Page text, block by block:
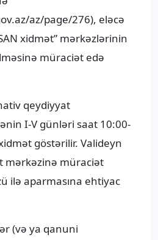
az/page/276), eləcə
xidmət” mərkəzlərinin
müraciət edə
qeydiyyat
I-V günləri saat 10:00-
göstərilir. Valideyn
mərkəzinə müraciət
ilə aparmasına ehtiyac
(və ya qanuni